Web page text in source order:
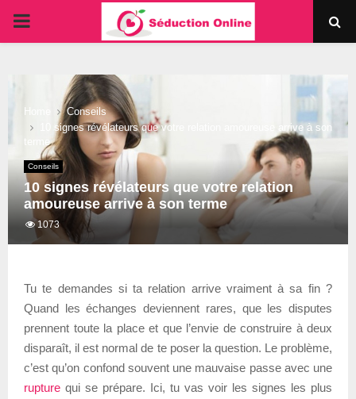
PRIMARY
Home
Conseils
10 signes révélateurs que votre relation amoureuse arrive à son
terme
Conseils
10 signes révélateurs que votre relation
amoureuse arrive à son terme
1073
Tu te demandes si ta relation arrive vraiment à sa fin ?
Quand les échanges deviennent rares, que les disputes
prennent toute la place et que l’envie de construire à deux
disparaît, il est normal de te poser la question. Le problème,
c’est qu’on confond souvent une mauvaise passe avec une
rupture qui se prépare. Ici, tu vas voir les signes les plus